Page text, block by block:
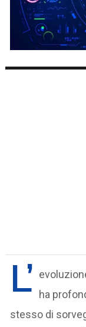
L’ ha
stesso di